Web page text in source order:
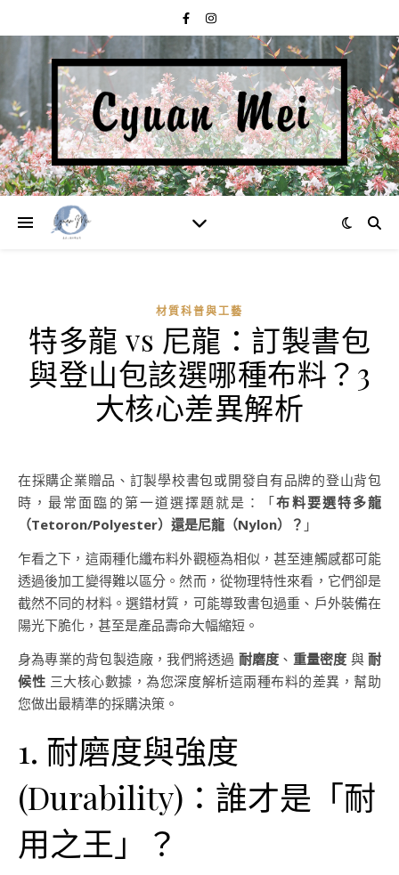
材質科普與工藝
特多龍 vs 尼龍：訂製書包
與登山包該選哪種布料？3
大核心差異解析
在採購企業贈品、訂製學校書包或開發自有品牌的登山背包
時，最常面臨的第一道選擇題就是：「布料要選特多龍
（Tetoron/Polyester）還是尼龍（Nylon）？ 」
乍看之下，這兩種化纖布料外觀極為相似，甚至連觸感都可能
透過後加工變得難以區分。然而，從物理特性來看，它們卻是
截然不同的材料。選錯材質，可能導致書包過重、戶外裝備在
陽光下脆化，甚至是產品壽命大幅縮短。
身為專業的背包製造廠，我們將透過 耐磨度 、 重量密度 與耐
候性 三大核心數據，為您深度解析這兩種布料的差異，幫助
您做出最精準的採購決策。
1. 耐磨度與強度
(Durability)：誰才是「耐
用之王」？